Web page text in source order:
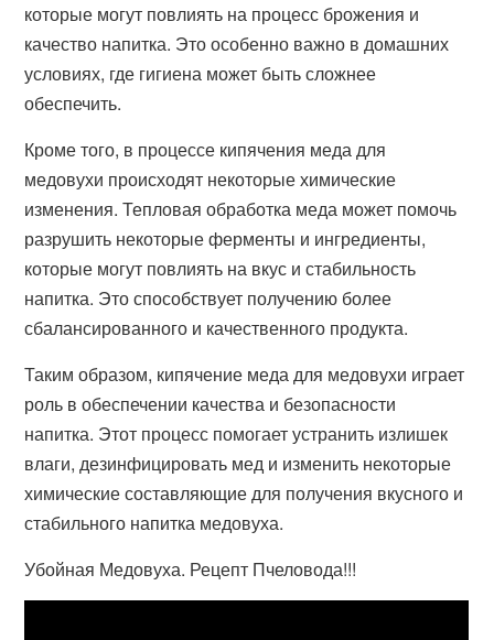
которые могут повлиять на процесс брожения и
качество напитка. Это особенно важно в домашних
условиях, где гигиена может быть сложнее
обеспечить.
Кроме того, в процессе кипячения меда для
медовухи происходят некоторые химические
изменения. Тепловая обработка меда может помочь
разрушить некоторые ферменты и ингредиенты,
которые могут повлиять на вкус и стабильность
напитка. Это способствует получению более
сбалансированного и качественного продукта.
Таким образом, кипячение меда для медовухи играет
роль в обеспечении качества и безопасности
напитка. Этот процесс помогает устранить излишек
влаги, дезинфицировать мед и изменить некоторые
химические составляющие для получения вкусного и
стабильного напитка медовуха.
Убойная Медовуха. Рецепт Пчеловода!!!